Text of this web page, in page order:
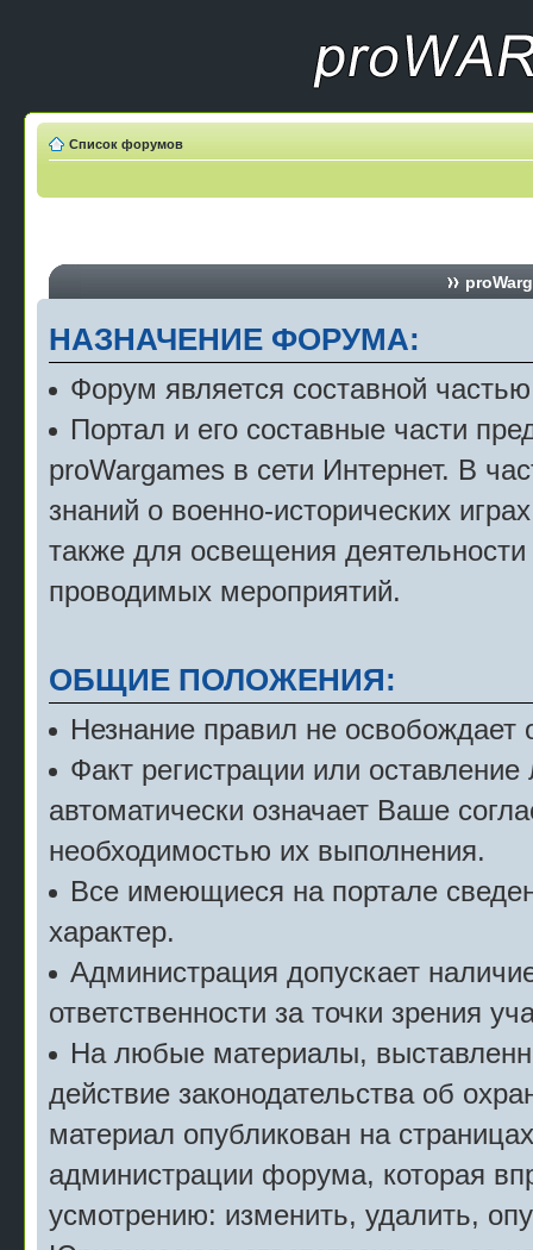
Список форумов
НАЗНАЧЕНИЕ ФОРУМА:
Форум является составной
Портал и его составные части
proWargames в сети Интернет. В
знаний о военно-исторических
также для освещения
проводимых мероприятий.
ОБЩИЕ ПОЛОЖЕНИЯ:
Незнание правил не освобождает
Факт регистрации или
автоматически означает Ваше
необходимостью их выполнения.
Все имеющиеся на портале
характер.
Администрация допускает
ответственности за точки зрения
На любые материалы,
действие законодательства об
материал опубликован на
администрации форума, которая
усмотрению: изменить, удалить,